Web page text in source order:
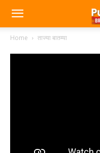
Home ताज्या बातम्या